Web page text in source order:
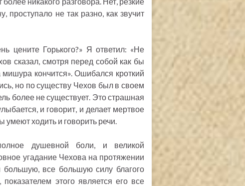
проступало не так разно, как звучит
цените Горького?» Я ответил: «Не
сказал, смотря перед собой как бы
мишура кончится». Ошибался кроткий
но по существу Чехов был в своем
более не существует. Это страшная
и говорит, и делает мертвое
ходить и говорить речи.
душевной боли, и великой
угадание Чехова на протяжении
большую, все большую силу благого
этого является его все